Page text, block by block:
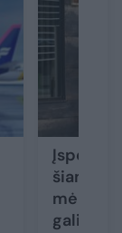
Įspėja
šiam
mėnuo
gali būti